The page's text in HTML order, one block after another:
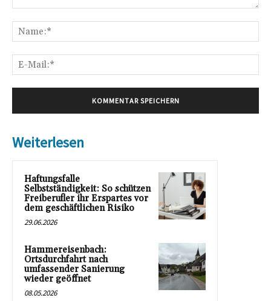
Weiterlesen
Haftungsfalle
Selbstständigkeit: So schützen
Freiberufler ihr Erspartes vor
dem geschäftlichen Risiko
29.06.2026
Hammereisenbach:
Ortsdurchfahrt nach
umfassender Sanierung
wieder geöffnet
08.05.2026